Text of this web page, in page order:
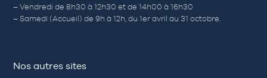
– Vendredi de 8h30 à 12h30 et de 14h00 à 16h30
– Samedi (Accueil) de 9h à 12h, du 1er avril au 31 octobre.
Nos autres sites